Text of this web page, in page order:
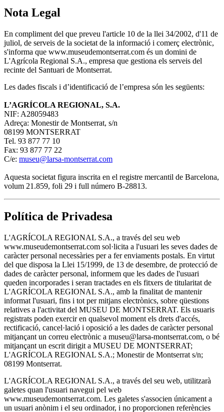
Nota Legal
En compliment del que preveu l'article 10 de la llei 34/2002, d'11 de
juliol, de serveis de la societat de la informació i comerç electrònic,
s'informa que www.museudemontserrat.com és un domini de
L'Agrícola Regional S.A., empresa que gestiona els serveis del
recinte del Santuari de Montserrat.
Les dades fiscals i d’identificació de l’empresa són les següents:
L’AGRÍCOLA REGIONAL, S.A.
NIF: A28059483
Adreça: Monestir de Montserrat, s/n
08199 MONTSERRAT
Tel. 93 877 77 10
Fax: 93 877 77 22
C/e: museu@larsa-montserrat.com
Aquesta societat figura inscrita en el registre mercantil de Barcelona,
volum 21.859, foli 29 i full número B-28813.
Política de Privadesa
L'AGRÍCOLA REGIONAL S.A., a través del seu web
www.museudemontserrat.com sol·licita a l'usuari les seves dades de
caràcter personal necessàries per a fer enviaments postals. En virtut
del que disposa la Llei 15/1999, de 13 de desembre, de protecció de
dades de caràcter personal, informem que les dades de l'usuari
queden incorporades i seran tractades en els fitxers de titularitat de
L'AGRÍCOLA REGIONAL S.A., amb la finalitat de mantenir
informat l'usuari, fins i tot per mitjans electrònics, sobre qüestions
relatives a l'activitat del MUSEU DE MONTSERRAT. Els usuaris
registrats poden exercir en qualsevol moment els drets d'accés,
rectificació, cancel·lació i oposició a les dades de caràcter personal
mitjançant un correu electrònic a museu@larsa-montserrat.com, o bé
mitjançant un escrit dirigit a MUSEU DE MONTSERRAT;
L'AGRÍCOLA REGIONAL S.A.; Monestir de Montserrat s/n;
08199 Montserrat.
L'AGRÍCOLA REGIONAL S.A., a través del seu web, utilitzarà
galetes quan l'usuari navegui pel web
www.museudemontserrat.com. Les galetes s'associen únicament a
un usuari anònim i el seu ordinador, i no proporcionen referències